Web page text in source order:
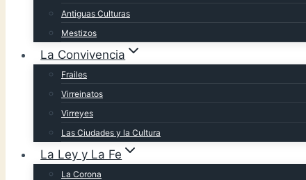
Antiguas Culturas
Mestizos
La Convivencia
Frailes
Virreinatos
Virreyes
Las Ciudades y la Cultura
La Ley y La Fe
La Corona